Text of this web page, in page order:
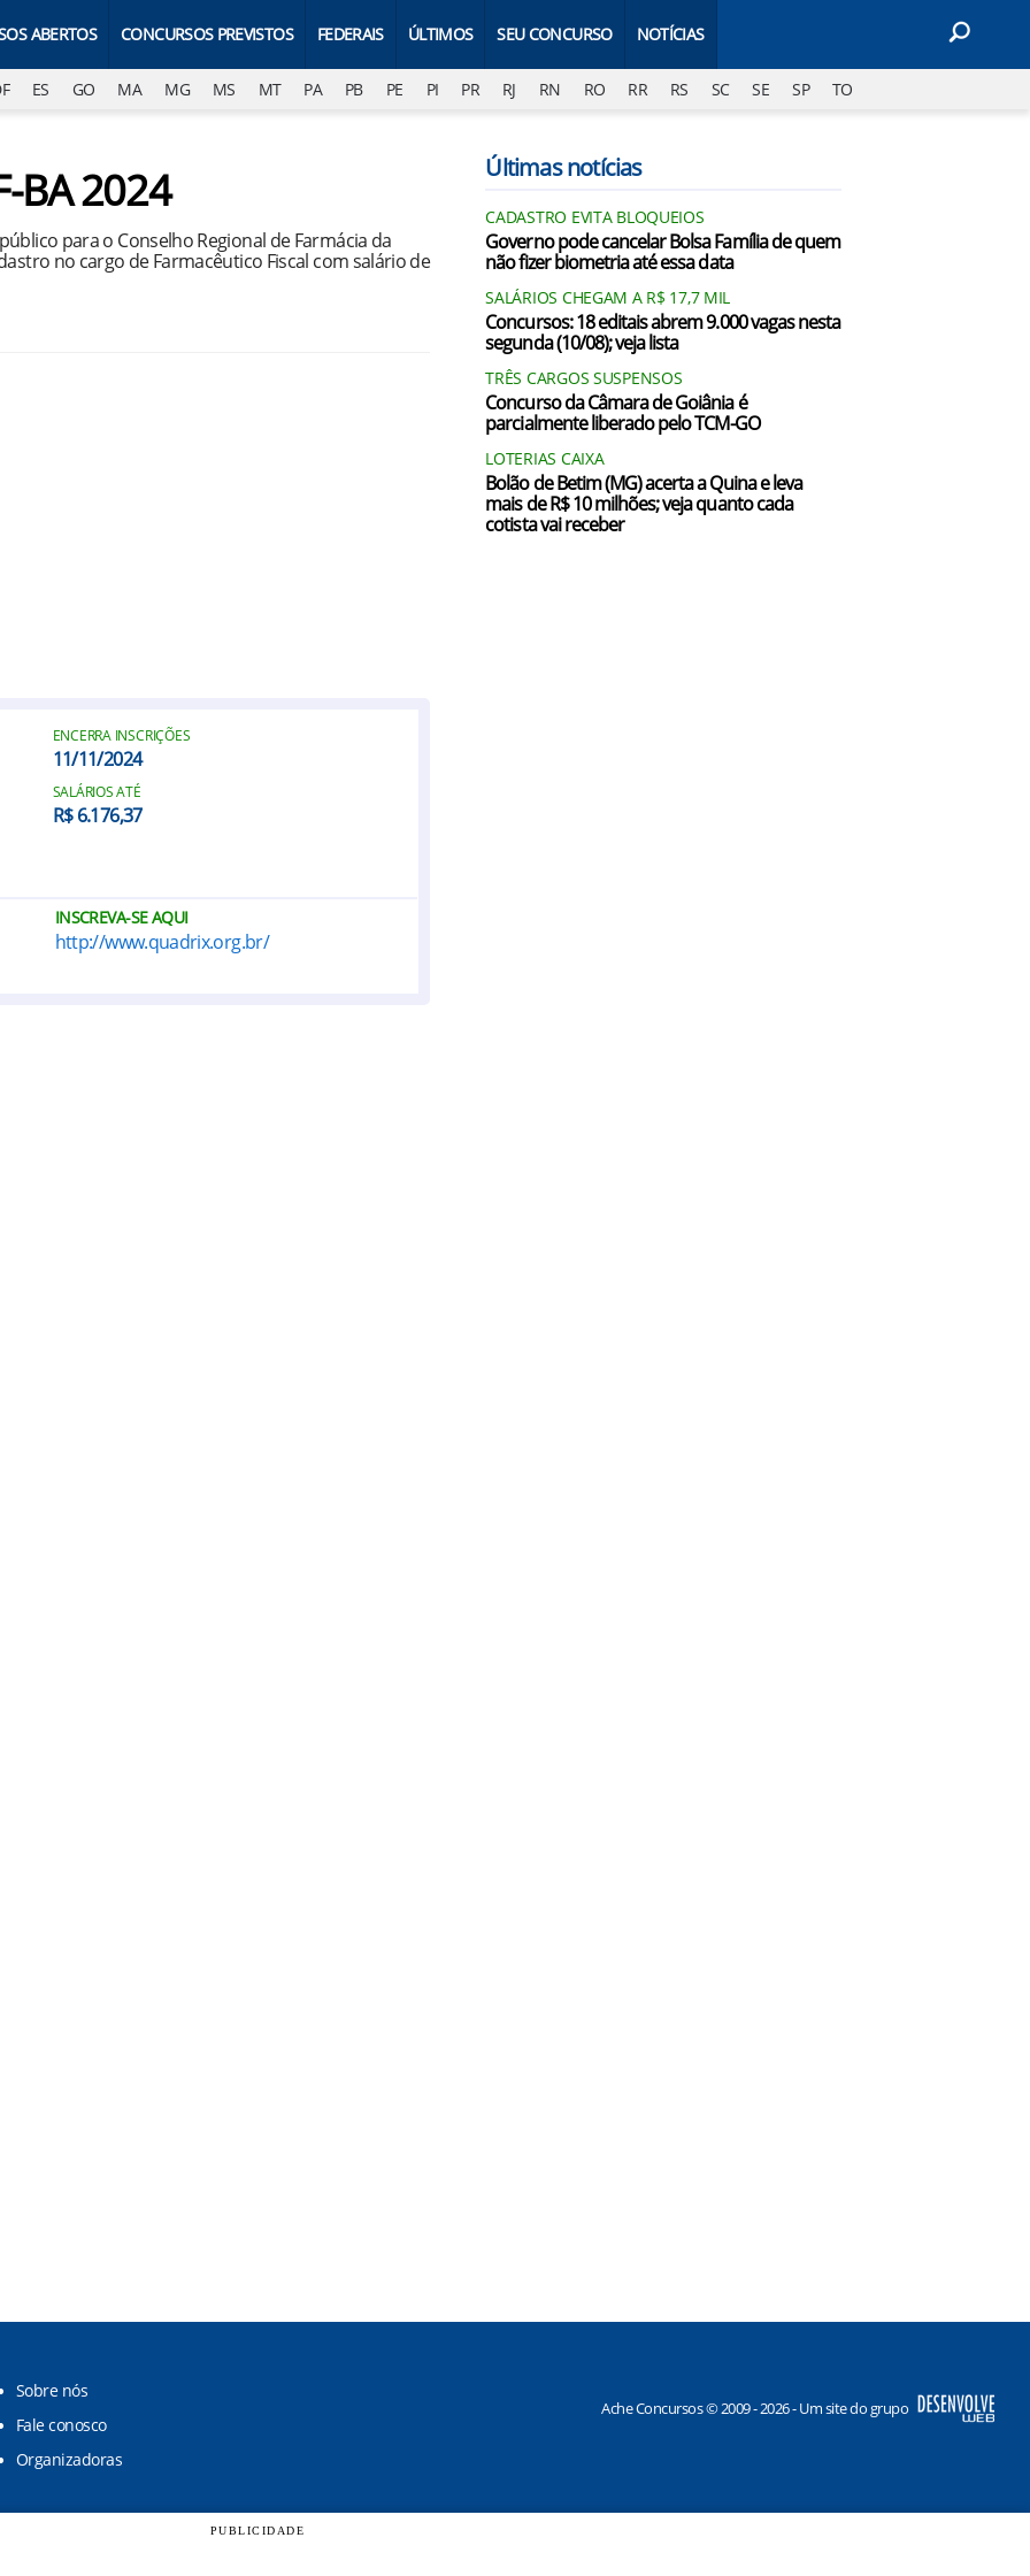
ABERTOS CONCURSOS PREVISTOS FEDERAIS ÚLTIMOS SEU CONCURSO NOTÍCIAS
ES GO MA MG MS MT PA PB PE PI PR RJ RN RO RR RS SC SE SP TO
BA 2024
para o Conselho Regional de Farmácia da
no cargo de Farmacêutico Fiscal com salário de
ENCERRA INSCRIÇÕES
11/11/2024
SALÁRIOS ATÉ
R$ 6.176,37
INSCREVA-SE AQUI
http://www.quadrix.org.br/
Últimas notícias
CADASTRO EVITA BLOQUEIOS
Governo pode cancelar Bolsa Família de quem
não fizer biometria até essa data
SALÁRIOS CHEGAM A R$ 17,7 MIL
Concursos: 18 editais abrem 9.000 vagas nesta
segunda (10/08); veja lista
TRÊS CARGOS SUSPENSOS
Concurso da Câmara de Goiânia é
parcialmente liberado pelo TCM-GO
LOTERIAS CAIXA
Bolão de Betim (MG) acerta a Quina e leva
mais de R$ 10 milhões; veja quanto cada
cotista vai receber
Sobre nós
Fale conosco
Organizadoras
Ache Concursos © 2009 - 2026 - Um site do grupo
PUBLICIDADE